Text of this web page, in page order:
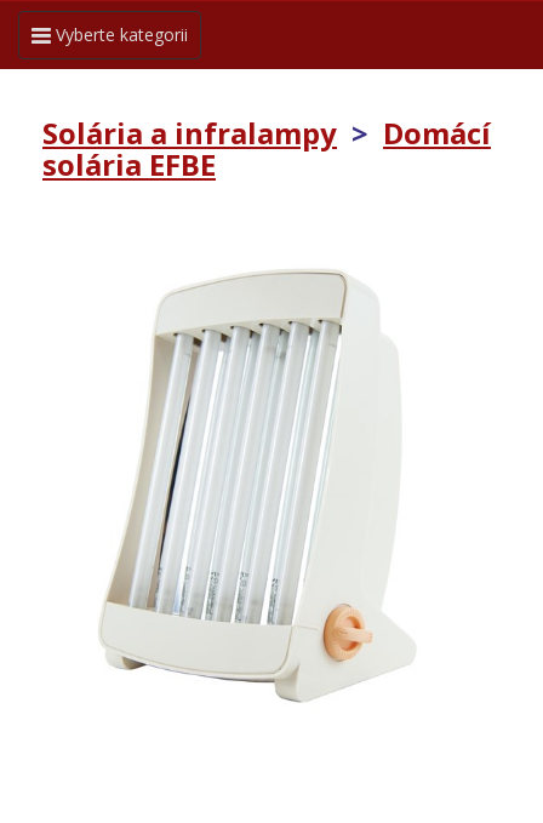
Toggle
navigation
Vyberte kategorii
Solária a infralampy > Domácí
solária EFBE